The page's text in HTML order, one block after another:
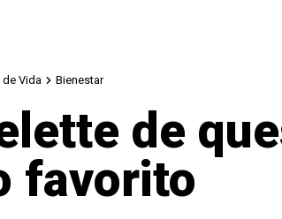
de Vida Bienestar
de
favorito